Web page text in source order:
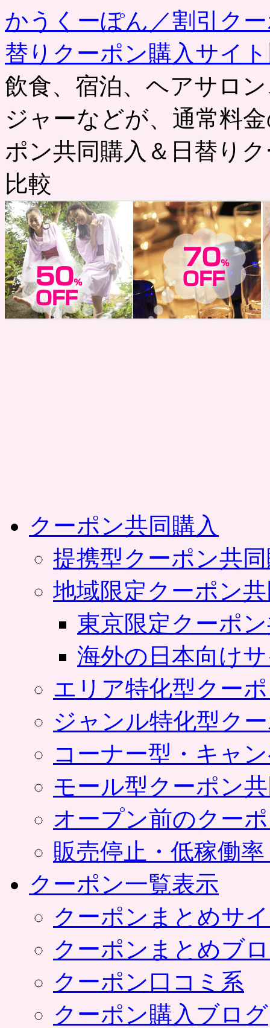
かうくーぽん／割引ク
替りクーポン購入サイ
飲食、宿泊、ヘアサロ
ジャーなどが、通常料
ポン共同購入＆日替り
比較
クーポン共同購入
提携型クーポン共
地域限定クーポン
東京限定クーポ
海外の日本向け
エリア特化型クー
ジャンル特化型ク
コーナー型・キャ
モール型クーポン
オープン前のクー
販売停止・低稼働
クーポン一覧表示
クーポンまとめサ
クーポンまとめブ
クーポン口コミ系
クーポン購入ブログ